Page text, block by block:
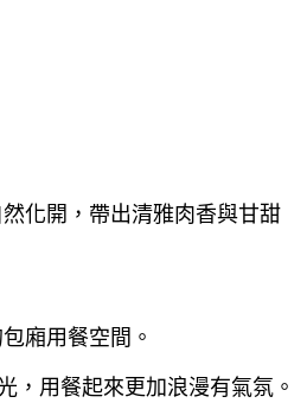
化開，帶出清雅肉香與甘甜
廂用餐空間。
，用餐起來更加浪漫有氣氛。